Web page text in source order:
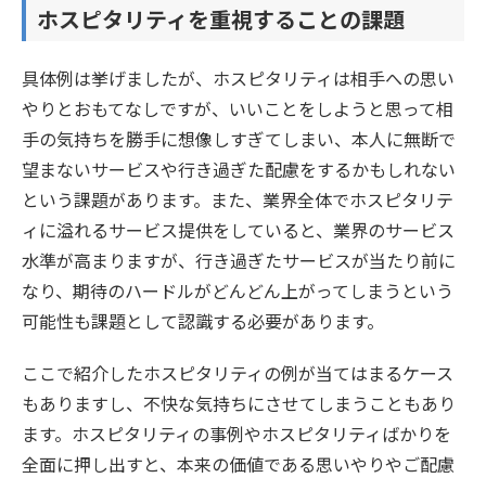
ホスピタリティを重視することの課題
具体例は挙げましたが、ホスピタリティは相手への思い
やりとおもてなしですが、いいことをしようと思って相
手の気持ちを勝手に想像しすぎてしまい、本人に無断で
望まないサービスや行き過ぎた配慮をするかもしれない
という課題があります。また、業界全体でホスピタリテ
ィに溢れるサービス提供をしていると、業界のサービス
水準が高まりますが、行き過ぎたサービスが当たり前に
なり、期待のハードルがどんどん上がってしまうという
可能性も課題として認識する必要があります。
ここで紹介したホスピタリティの例が当てはまるケース
もありますし、不快な気持ちにさせてしまうこともあり
ます。ホスピタリティの事例やホスピタリティばかりを
全面に押し出すと、本来の価値である思いやりやご配慮